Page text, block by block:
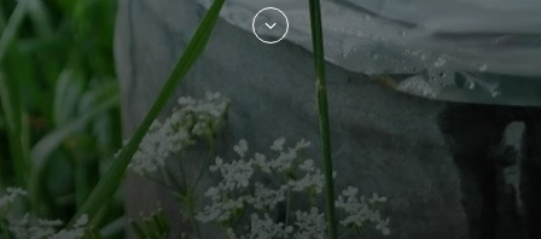
to
entry
content